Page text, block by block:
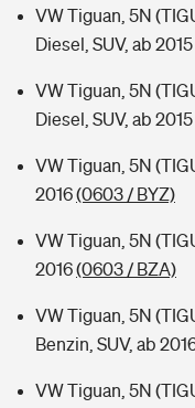
VW Tiguan, 5N
Diesel, SUV, ab 2015
VW Tiguan, 5N
Diesel, SUV, ab 2015
VW Tiguan, 5N
2016(0603 / BYZ)
VW Tiguan, 5N
2016(0603 / BZA)
VW Tiguan, 5N
Benzin, SUV, ab
VW Tiguan, 5N